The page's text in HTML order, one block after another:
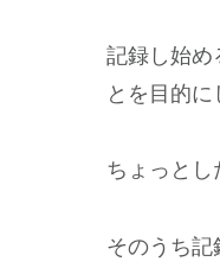
記録し始め
とを目的
ちょっとし
そのうち